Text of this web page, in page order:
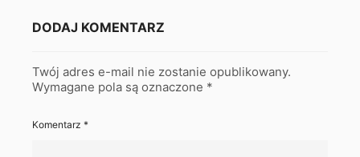
DODAJ KOMENTARZ
Twój adres e-mail nie zostanie opublikowany.
Wymagane pola są oznaczone *
Komentarz *